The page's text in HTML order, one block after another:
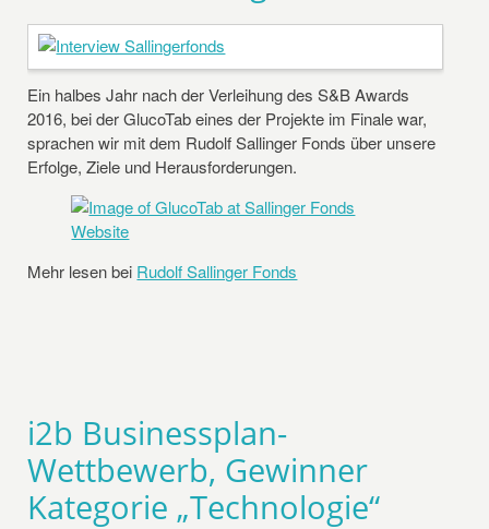
Ein halbes Jahr nach der Verleihung des S&B Awards
2016, bei der GlucoTab eines der Projekte im Finale war,
sprachen wir mit dem Rudolf Sallinger Fonds über unsere
Erfolge, Ziele und Herausforderungen.
Mehr lesen bei Rudolf Sallinger Fonds
i2b Businessplan-
Wettbewerb, Gewinner
Kategorie „Technologie“